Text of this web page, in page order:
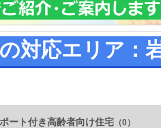
対応エリア：
ート付き高齢者向け住宅 （0）